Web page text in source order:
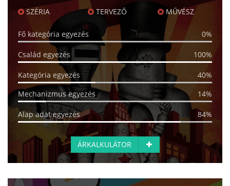
SZÉRIA TERVEZŐ MŰVÉSZ
Fő kategória egyezés 0%
Család egyezés 100%
Kategória egyezés
40%
Mechanizmus egyezés
14%
Alap adat egyezés 84%
ÁRKALKULÁTOR